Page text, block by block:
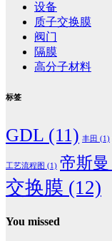
设备
质子交换膜
阀门
隔膜
高分子材料
标签
GDL (11) 丰田 (1)
工艺流程图 (1) 帝斯曼
交换膜 (12)
You missed